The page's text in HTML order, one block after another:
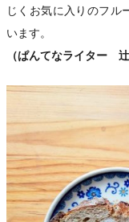
じくお気に入りのフル
います。
（ぱんてなライター 辻